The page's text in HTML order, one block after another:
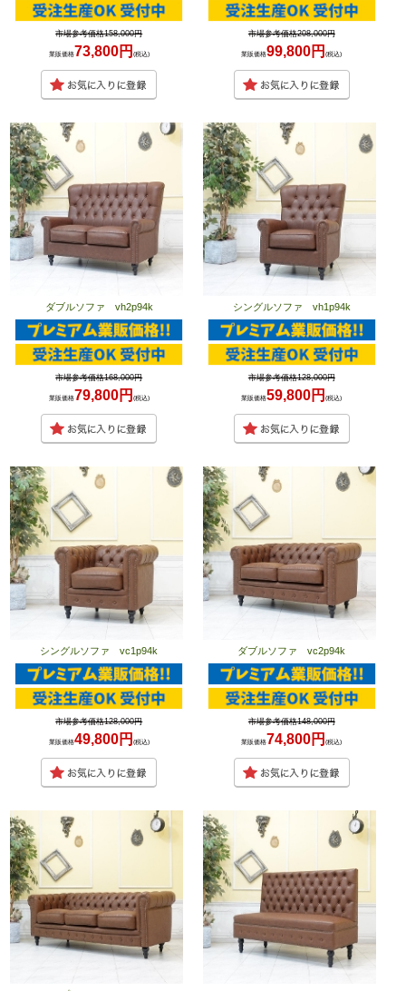
市場参考価格158,000円
業販価格73,800円 (税込)
市場参考価格208,000円
業販価格99,800円(税込)
ダブルソファ vh2p94k
市場参考価格168,000円
業販価格79,800円 (税込)
シングルソファ vh1p94k
市場参考価格128,000円
業販価格59,800円(税込)
シングルソファ vc1p94k
市場参考価格128,000円
業販価格49,800円 (税込)
ダブルソファ vc2p94k
市場参考価格148,000円
業販価格74,800円(税込)